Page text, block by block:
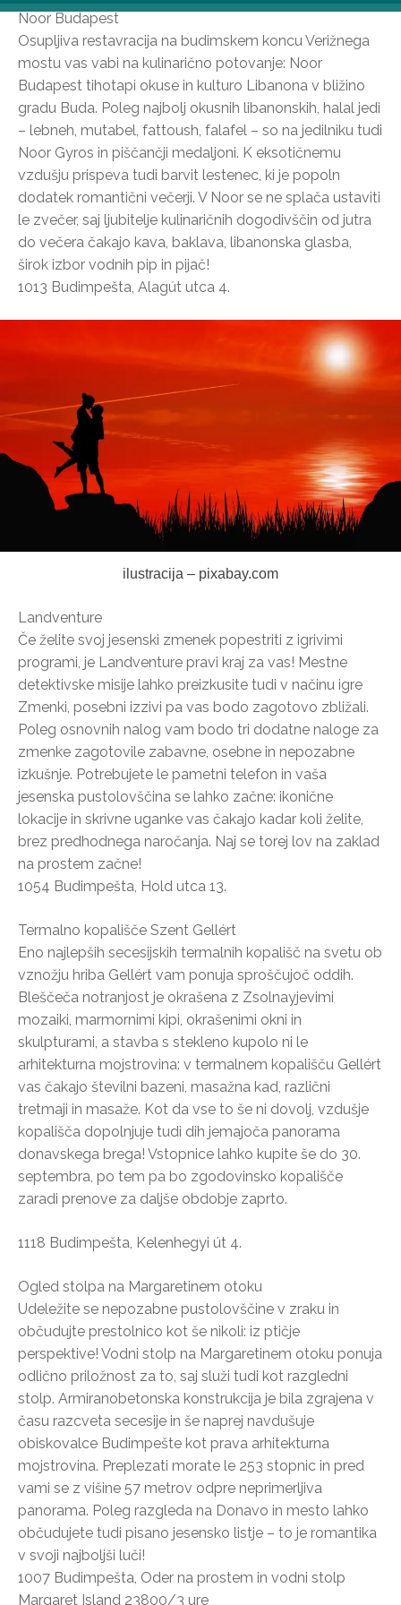
Noor Budapest
Osupljiva restavracija na budimskem koncu Verižnega
mostu vas vabi na kulinarično potovanje: Noor
Budapest tihotapi okuse in kulturo Libanona v bližino
gradu Buda. Poleg najbolj okusnih libanonskih, halal jedi
– lebneh, mutabel, fattoush, falafel – so na jedilniku tudi
Noor Gyros in piščančji medaljoni. K eksotičnemu
vzdušju prispeva tudi barvit lestenec, ki je popoln
dodatek romantični večerji. V Noor se ne splača ustaviti
le zvečer, saj ljubitelje kulinaričnih dogodivščin od jutra
do večera čakajo kava, baklava, libanonska glasba,
širok izbor vodnih pip in pijač!
1013 Budimpešta, Alagút utca 4.
ilustracija – pixabay.com
Landventure
Če želite svoj jesenski zmenek popestriti z igrivimi
programi, je Landventure pravi kraj za vas! Mestne
detektivske misije lahko preizkusite tudi v načinu igre
Zmenki, posebni izzivi pa vas bodo zagotovo zbližali.
Poleg osnovnih nalog vam bodo tri dodatne naloge za
zmenke zagotovile zabavne, osebne in nepozabne
izkušnje. Potrebujete le pametni telefon in vaša
jesenska pustolovščina se lahko začne: ikonične
lokacije in skrivne uganke vas čakajo kadar koli želite,
brez predhodnega naročanja. Naj se torej lov na zaklad
na prostem začne!
1054 Budimpešta, Hold utca 13.
Termalno kopališče Szent Gellért
Eno najlepših secesijskih termalnih kopališč na svetu ob
vznožju hriba Gellért vam ponuja sproščujoč oddih.
Bleščeča notranjost je okrašena z Zsolnayjevimi
mozaiki, marmornimi kipi, okrašenimi okni in
skulpturami, a stavba s stekleno kupolo ni le
arhitekturna mojstrovina: v termalnem kopališču Gellért
vas čakajo številni bazeni, masažna kad, različni
tretmaji in masaže. Kot da vse to še ni dovolj, vzdušje
kopališča dopolnjuje tudi dih jemajoča panorama
donavskega brega! Vstopnice lahko kupite še do 30.
septembra, po tem pa bo zgodovinsko kopališče
zaradi prenove za daljše obdobje zaprto.
1118 Budimpešta, Kelenhegyi út 4.
Ogled stolpa na Margaretinem otoku
Udeležite se nepozabne pustolovščine v zraku in
občudujte prestolnico kot še nikoli: iz ptičje
perspektive! Vodni stolp na Margaretinem otoku ponuja
odlično priložnost za to, saj služi tudi kot razgledni
stolp. Armiranobetonska konstrukcija je bila zgrajena v
času razcveta secesije in še naprej navdušuje
obiskovalce Budimpešte kot prava arhitekturna
mojstrovina. Preplezati morate le 253 stopnic in pred
vami se z višine 57 metrov odpre neprimerljiva
panorama. Poleg razgleda na Donavo in mesto lahko
občudujete tudi pisano jesensko listje – to je romantika
v svoji najboljši luči!
1007 Budimpešta, Oder na prostem in vodni stolp
Margaret Island 23800/3 ure